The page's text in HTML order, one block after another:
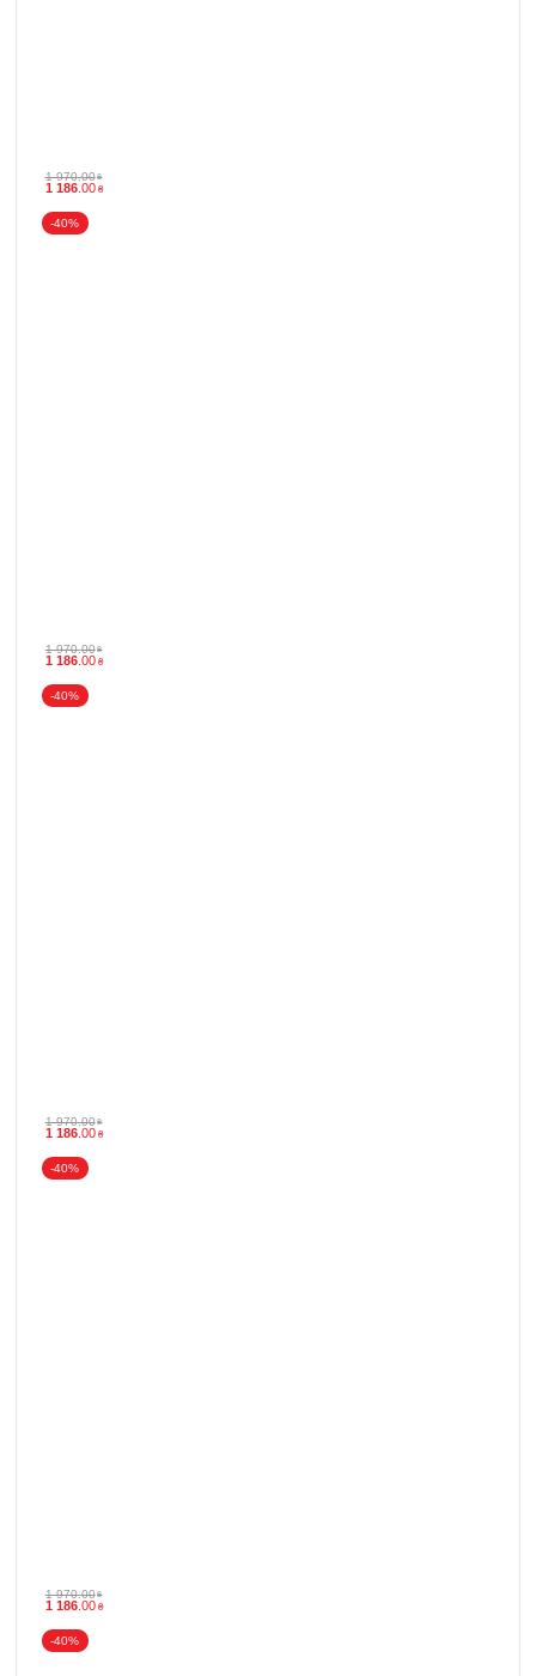
1 970.00 ₴
1 186. 00 ₴
-40%
1 970.00 ₴
1 186. 00 ₴
-40%
1 970.00 ₴
1 186. 00 ₴
-40%
1 970.00 ₴
1 186. 00 ₴
-40%